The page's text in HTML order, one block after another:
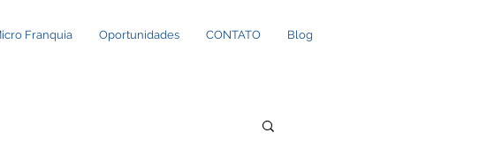
Franquia Oportunidades CONTATO Blog